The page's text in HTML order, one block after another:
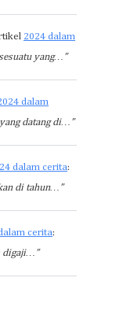
2024 dalam
yang…”
dalam
datang di…”
dalam cerita:
di tahun…”
cerita:
digaji…”